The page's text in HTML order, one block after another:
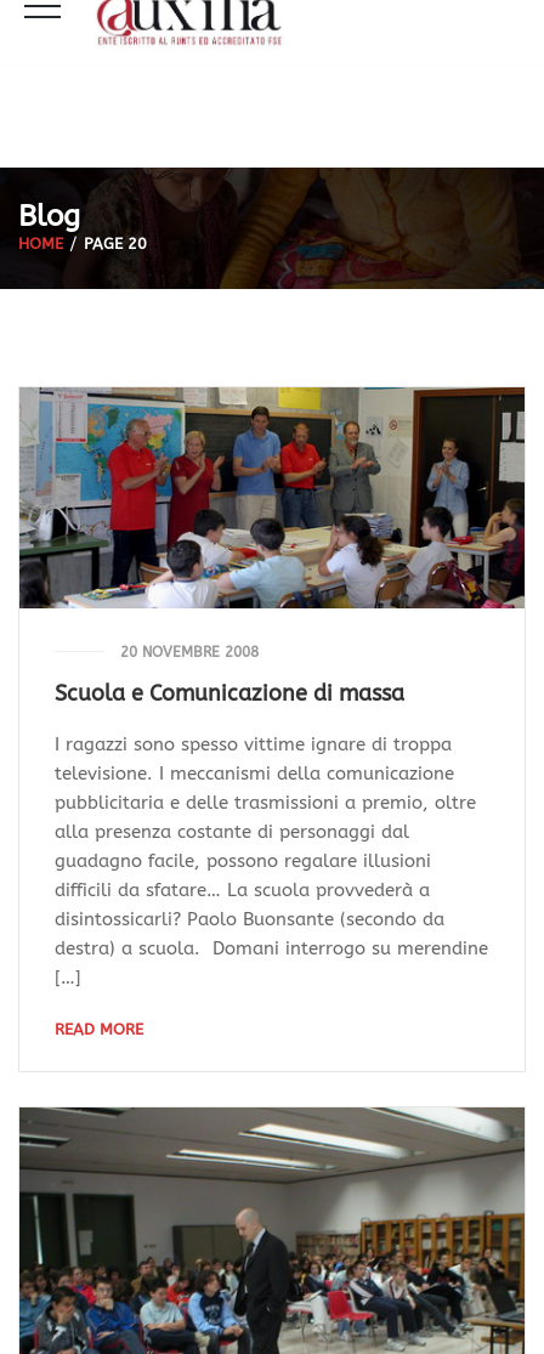
Blog
HOME PAGE 20
20 NOVEMBRE 2008
Scuola e Comunicazione di massa
I ragazzi sono spesso vittime ignare di troppa
televisione. I meccanismi della comunicazione
pubblicitaria e delle trasmissioni a premio, oltre
alla presenza costante di personaggi dal
guadagno facile, possono regalare illusioni
difficili da sfatare… La scuola provvederà a
disintossicarli? Paolo Buonsante (secondo da
destra) a scuola. Domani interrogo su merendine
[…]
READ MORE